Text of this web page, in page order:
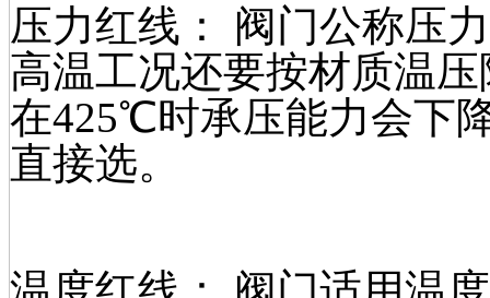
压力红线： 阀门公称压
高温工况还要按材质温
在425℃时承压能力会下
直接选。